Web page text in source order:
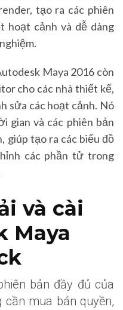
tạo ra các phiên
hoạt cảnh và dễ dàng
Maya 2016 còn
cho các nhà thiết kế,
sửa các hoạt cảnh. Nó
gian và các phiên bản
giúp tạo ra các biểu đồ
các phần tử trong
và cài
Maya
bản đầy đủ của
mua bản quyền,